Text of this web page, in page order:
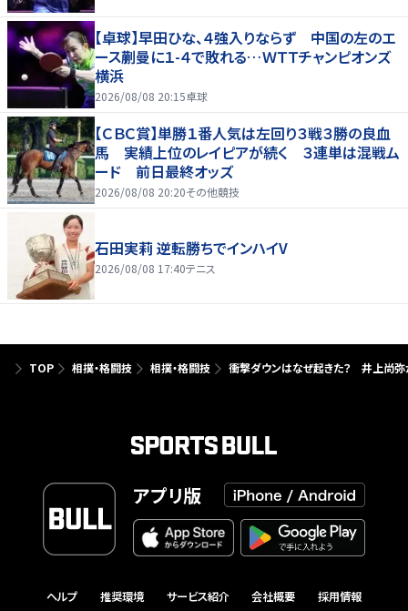
【卓球】早田ひな、４強入りならず 中国の左のエ
ース蒯曼に１-４で敗れる…ＷＴＴチャンピオンズ
横浜
2026/08/08 20:15卓球
【ＣＢＣ賞】単勝１番人気は左回り３戦３勝の良血
馬 実績上位のレイピアが続く ３連単は混戦ム
ード 前日最終オッズ
2026/08/08 20:20その他競技
石田実莉 逆転勝ちでインハイV
2026/08/08 17:40テニス
TOP 相撲・格闘技 相撲・格闘技 衝撃ダウンはなぜ起きた？ 井上尚弥
アプリ版
ヘルプ 推奨環境 サービス紹介 会社概要 採用情報